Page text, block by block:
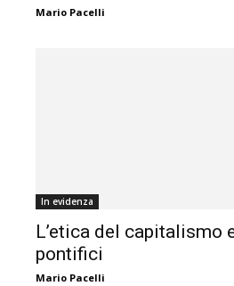
Mario Pacelli
In evidenza
L’etica del capitalismo
pontifici
Mario Pacelli